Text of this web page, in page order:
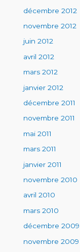
décembre 2012
novembre 2012
juin 2012
avril 2012
mars 2012
janvier 2012
décembre 2011
novembre 2011
mai 2011
mars 2011
janvier 2011
novembre 2010
avril 2010
mars 2010
décembre 2009
novembre 2009